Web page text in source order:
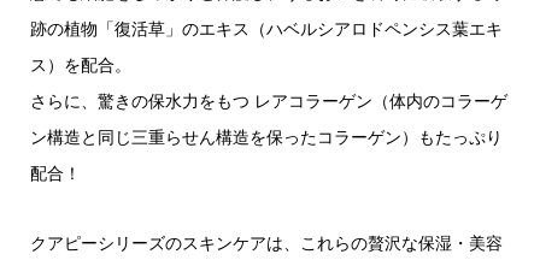
跡の植物「復活草」のエキス（ハベルシアロドペンシス葉エキ
ス）を配合。
さらに、驚きの保水力をもつ レアコラーゲン（体内のコラーゲ
ン構造と同じ三重らせん構造を保ったコラーゲン）もたっぷり
配合！
クアピーシリーズのスキンケアは、これらの贅沢な保湿・美容